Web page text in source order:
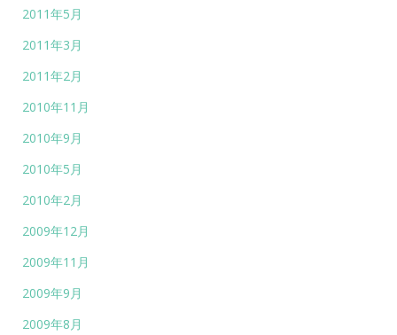
2011年5月
2011年3月
2011年2月
2010年11月
2010年9月
2010年5月
2010年2月
2009年12月
2009年11月
2009年9月
2009年8月